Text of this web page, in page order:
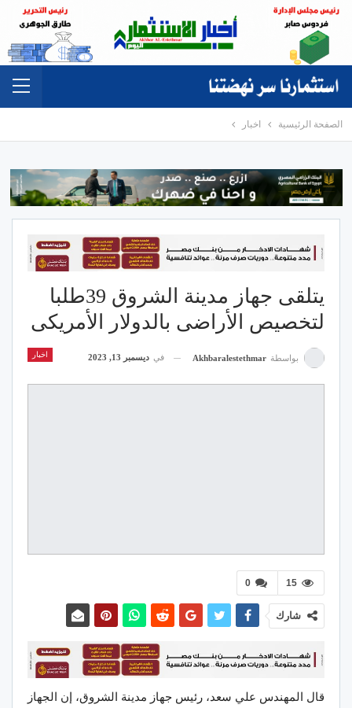
الصفحة الرئيسية اخبار
يتلقى جهاز مدينة الشروق 39طلبا
لتخصيص الأراضى بالدولار الأمريكى
اخبار بواسطة Akhbaralestethmar في ديسمبر 13, 2023
0 15
شارك
قال المهندس علي سعد، رئيس جهاز مدينة الشروق، إن الجهاز